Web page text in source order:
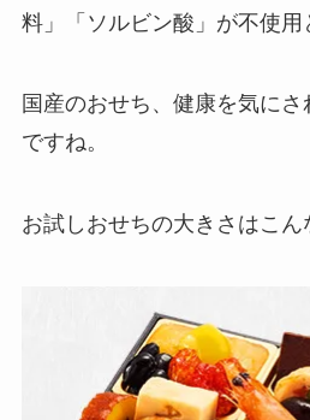
料」「ソルビン酸」が不使用
国産のおせち、健康を気に
ですね。
お試しおせちの大きさはこん